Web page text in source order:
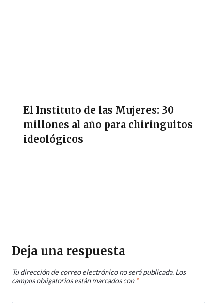
El Instituto de las Mujeres: 30
millones al año para chiringuitos
ideológicos
Deja una respuesta
Tu dirección de correo electrónico no será publicada. Los
campos obligatorios están marcados con *